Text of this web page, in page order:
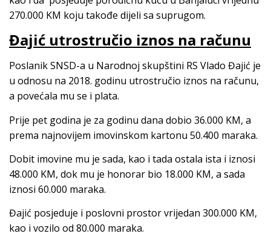
270.000 KM koju takođe dijeli sa suprugom.
Đajić utrostručio iznos na računu
Poslanik SNSD-a u Narodnoj skupštini RS Vlado Đajić je
u odnosu na 2018. godinu utrostručio iznos na računu,
a povećala mu se i plata.
Prije pet godina je za godinu dana dobio 36.000 KM, a
prema najnovijem imovinskom kartonu 50.400 maraka.
Dobit imovine mu je sada, kao i tada ostala ista i iznosi
48.000 KM, dok mu je honorar bio 18.000 KM, a sada
iznosi 60.000 maraka.
Đajić posjeduje i poslovni prostor vrijedan 300.000 KM,
kao i vozilo od 80.000 maraka.